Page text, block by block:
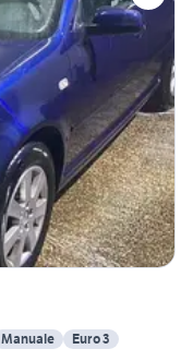
Manuale Euro 3